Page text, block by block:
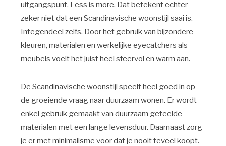
uitgangspunt. Less is more. Dat betekent echter
zeker niet dat een Scandinavische woonstijl saai is.
Integendeel zelfs. Door het gebruik van bijzondere
kleuren, materialen en werkelijke eyecatchers als
meubels voelt het juist heel sfeervol en warm aan.
De Scandinavische woonstijl speelt heel goed in op
de groeiende vraag naar duurzaam wonen. Er wordt
enkel gebruik gemaakt van duurzaam geteelde
materialen met een lange levensduur. Daarnaast zorg
je er met minimalisme voor dat je nooit teveel koopt.